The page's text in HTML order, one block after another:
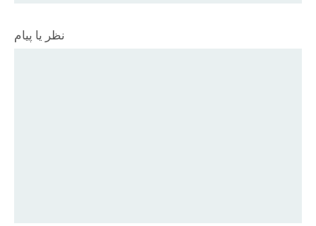
نظر یا پیام